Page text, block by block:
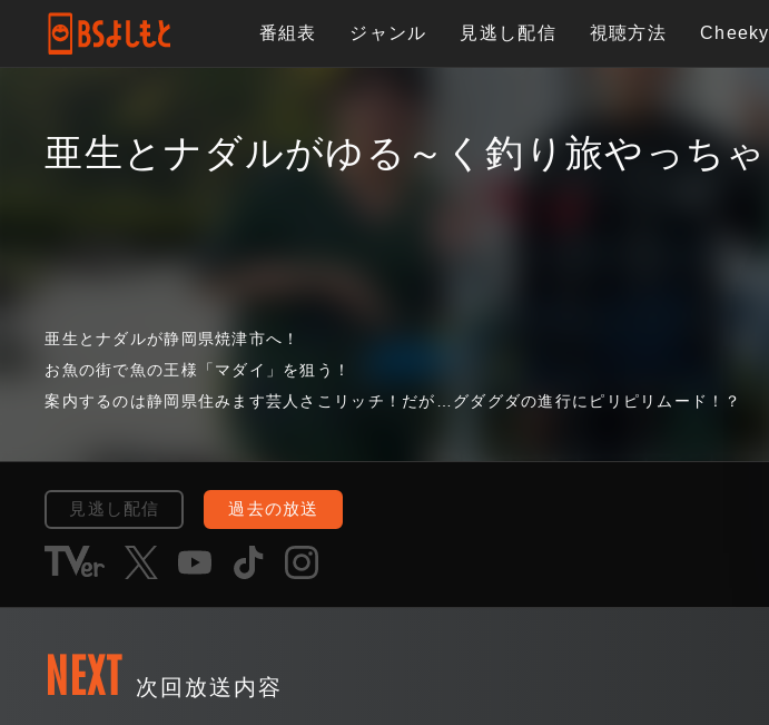
番組表 ジャンル 見逃し配信 視聴方法
亜生とナダルがゆる～く釣り旅やっちゃ
亜生とナダルが静岡県焼津市へ！
お魚の街で魚の王様「マダイ」を狙う！
案内するのは静岡県住みます芸人さこリッチ！だが…グダグダの進行にピリピリムード！？
見逃し配信 過去の放送
NEXT 次回放送内容